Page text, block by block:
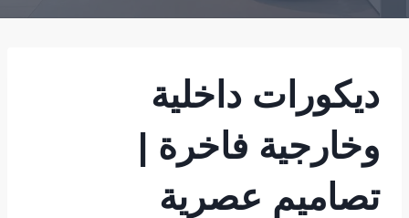
ديكورات داخلية
وخارجية فاخرة |
تصاميم عصرية